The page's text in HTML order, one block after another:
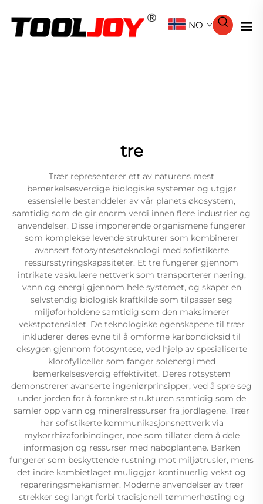
NO
tre
Trær representerer ett av naturens mest
bemerkelsesverdige biologiske systemer og utgjør
essensielle bestanddeler av vår planets økosystem,
samtidig som de gir enorm verdi innen flere industrier og
anvendelser. Disse imponerende organismene fungerer
som komplekse levende strukturer som kombinerer
avansert fotosynteseteknologi med sofistikerte
ressursstyringskapasiteter. Et tre fungerer gjennom
intrikate vaskulære nettverk som transporterer næring,
vann og energi gjennom hele systemet, og skaper en
selvstendig biologisk kraftkilde som tilpasser seg
miljøforholdene samtidig som den maksimerer
vekstpotensialet. De teknologiske egenskapene til trær
inkluderer deres evne til å omforme karbondioksid til
oksygen gjennom fotosyntese, ved hjelp av spesialiserte
klorofyllceller som fanger solenergi med
bemerkelsesverdig effektivitet. Deres rotsystem
demonstrerer avanserte ingeniørprinsipper, ved å spre seg
under jorden for å forankre strukturen samtidig som de
samler opp vann og mineralressurser fra jordlagene. Trær
har sofistikerte kommunikasjonsnettverk via
mykorrhizaforbindinger, noe som tillater dem å dele
informasjon og ressurser med naboplantene. Barken
fungerer som beskyttende rustning mot miljøtrusler, mens
det indre kambietlaget muliggjør kontinuerlig vekst og
repareringsmekanismer. Moderne anvendelser av trær
strekker seg langt forbi tradisjonell tømmerhøsting og